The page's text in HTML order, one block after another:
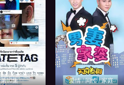
第10集 爱情 / 同性 / 家庭